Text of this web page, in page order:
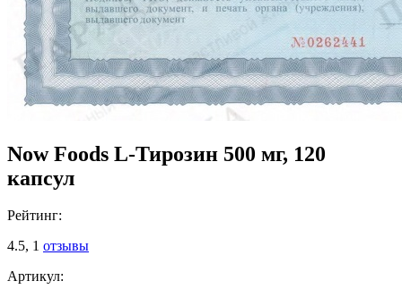
Now Foods L-Тирозин 500 мг, 120
капсул
Рейтинг:
4.5, 1 отзывы
Артикул: